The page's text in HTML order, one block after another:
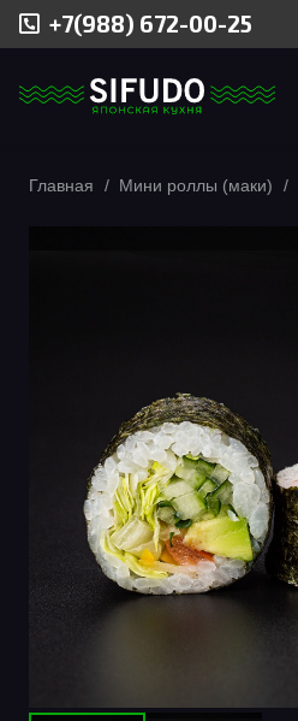
+7(988) 672-00-25
Главная / Мини роллы (маки) /